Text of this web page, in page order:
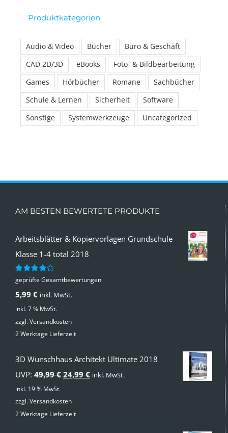
Produktkategorien
Audio & Video Bücher
Büro & Geschäft
CAD 2D/3D
eBooks
Foto- & Bildbearbeitung
Games
Hörbücher Romane
Sachbücher
Schule & Lernen
Sicherheit
Software
Sonstige
Systemwerkzeuge Uncategorized
AM BESTEN BEWERTETE PRODUKTE
Arbeitsblätter & Kopiervorlagen Grundschule
Klasse 1-4 total 2018
Bewertet
von 5
geprüfte Gesamtbewertungen
5,99 € inkl. MwSt.
inkl. 7 % MwSt.
zzgl.Versandkosten
2 Werktage Lieferzeit
3D Wunschhaus Architekt Ultimate 2018
UVP: 49,99€ Ursprünglicher
war:
49,99 €
24,99 €Aktueller
inkl. MwSt.
inkl. 19 % MwSt.
zzgl.Versandkosten
2 Werktage Lieferzeit